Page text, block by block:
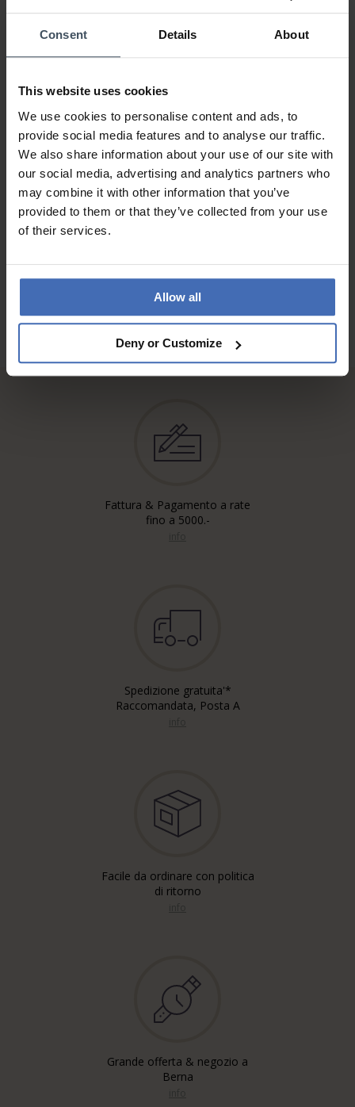
Consent Details About
This website uses cookies
We use cookies to personalise content and ads, to
provide social media features and to analyse our traffic.
We also share information about your use of our site with
our social media, advertising and analytics partners who
may combine it with other information that you’ve
provided to them or that they’ve collected from your use
of their services.
Allow all
Deny or Customize
0%
Review by stefanova sabato, 18 ottobre 2025
DESIGN
PREZZO-PRESTANZIONE
QUALITÀ
Wunderschön
ALLE RECENSIONI
Fattura & Pagamento a rate
fino a 5000.-
Spedizione gratuita'*
Raccomandata, Posta A
Facile da ordinare con politica
di ritorno
Grande offerta & negozio a
Berna